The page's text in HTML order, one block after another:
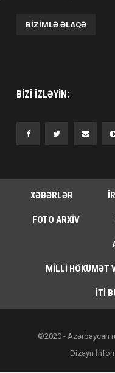
BIZIMLƏ ƏLAQƏ
BIZI IZLƏYIN:
XƏBƏRLƏR
FOTO ARXIV
MILLI HÖKÜMƏT
İTI
©2020 - Azərbaycan
Dizayn